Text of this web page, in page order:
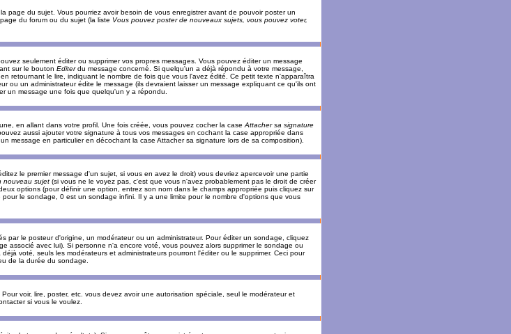
page du sujet. Vous pourriez avoir besoin de vous enregistrer avant de pouvoir poster un
du forum ou du sujet (la liste Vous pouvez poster de nouveaux sujets, vous pouvez voter,
seulement éditer ou supprimer vos propres messages. Vous pouvez éditer un message
sur le bouton Editerdu message concerné. Si quelqu'un a déjà répondu à votre message,
retournant le lire, indiquant le nombre de fois que vous l'avez édité. Ce petit texte n'apparaîtra
ou un administrateur édite le message (ils devraient laisser un message expliquant ce qu'ils ont
un message une fois que quelqu'un y a répondu.
en allant dans votre profil. Une fois créée, vous pouvez cocher la case Attacher sa signature
aussi ajouter votre signature à tous vos messages en cochant la case appropriée dans
message en particulier en décochant la case Attacher sa signature lors de sa composition).
le premier message d'un sujet, si vous en avez le droit) vous devriez apercevoir une partie
nouveau sujet (si vous ne le voyez pas, c'est que vous n'avez probablement pas le droit de créer
options (pour définir une option, entrez son nom dans le champs appropriée puis cliquez sur
pour le sondage, 0 est un sondage infini. Il y a une limite pour le nombre d'options que vous
par le posteur d'origine, un modérateur ou un administrateur. Pour éditer un sondage, cliquez
associé avec lui). Si personne n'a encore voté, vous pouvez alors supprimer le sondage ou
voté, seuls les modérateurs et administrateurs pourront l'éditer ou le supprimer. Ceci pour
de la durée du sondage.
voir, lire, poster, etc. vous devez avoir une autorisation spéciale, seul le modérateur et
si vous le voulez.